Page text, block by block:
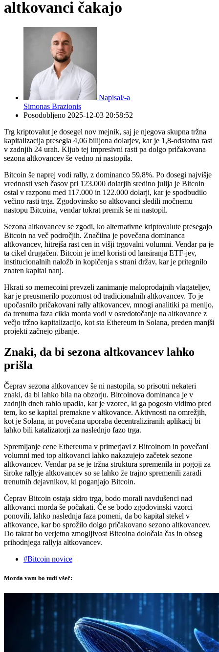
altkovanci čakajo
Napisal/-a
Simonas Brazionis
Posodobljeno 2025-12-03 20:58:52
Trg kriptovalut je dosegel nov mejnik, saj je njegova skupna tržna
kapitalizacija presegla 4,06 bilijona dolarjev, kar je 1,8-odstotna rast
v zadnjih 24 urah. Kljub tej impresivni rasti pa dolgo pričakovana
sezona altkovancev še vedno ni nastopila.
Bitcoin še naprej vodi rally, z dominanco 59,8%. Po dosegi najvišje
vrednosti vseh časov pri 123.000 dolarjih sredino julija je Bitcoin
ostal v razponu med 117.000 in 122.000 dolarji, kar je spodbudilo
večino rasti trga. Zgodovinsko so altkovanci sledili močnemu
nastopu Bitcoina, vendar tokrat premik še ni nastopil.
Sezona altkovancev se zgodi, ko alternativne kriptovalute presegajo
Bitcoin na več področjih. Značilna je povečana dominanca
altkovancev, hitrejša rast cen in višji trgovalni volumni. Vendar pa je
ta cikel drugačen. Bitcoin je imel koristi od lansiranja ETF-jev,
institucionalnih naložb in kopičenja s strani držav, kar je pritegnilo
znaten kapital nanj.
Hkrati so memecoini prevzeli zanimanje maloprodajnih vlagateljev,
kar je preusmerilo pozornost od tradicionalnih altkovancev. To je
upočasnilo pričakovani rally altkovancev, mnogi analitiki pa menijo,
da trenutna faza cikla morda vodi v osredotočanje na altkovance z
večjo tržno kapitalizacijo, kot sta Ethereum in Solana, preden manjši
projekti začnejo gibanje.
Znaki, da bi sezona altkovancev lahko
prišla
Čeprav sezona altkovancev še ni nastopila, so prisotni nekateri
znaki, da bi lahko bila na obzorju. Bitcoinova dominanca je v
zadnjih dneh rahlo upadla, kar je vzorec, ki ga pogosto vidimo pred
tem, ko se kapital premakne v altkovance. Aktivnosti na omrežjih,
kot je Solana, in povečana uporaba decentraliziranih aplikacij bi
lahko bili katalizatorji za naslednjo fazo trga.
Spremljanje cene Ethereuma v primerjavi z Bitcoinom in povečani
volumni med top altkovanci lahko nakazujejo začetek sezone
altkovancev. Vendar pa se je tržna struktura spremenila in pogoji za
široke rallyje altkovancev so se lahko že trajno spremenili zaradi
trenutnih dejavnikov, ki poganjajo Bitcoin.
Čeprav Bitcoin ostaja sidro trga, bodo morali navdušenci nad
altkovanci morda še počakati. Če se bodo zgodovinski vzorci
ponovili, lahko naslednja faza pomeni, da bo kapital stekel v
altkovance, kar bo sprožilo dolgo pričakovano sezono altkovancev.
Do takrat bo verjetno zmogljivost Bitcoina določala čas in obseg
prihodnjega rallyja altkovancev.
#Bitcoin novice
Morda vam bo tudi všeč: